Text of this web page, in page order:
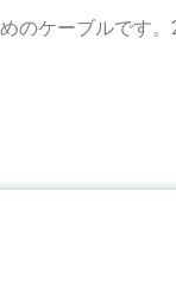
のケーブルです